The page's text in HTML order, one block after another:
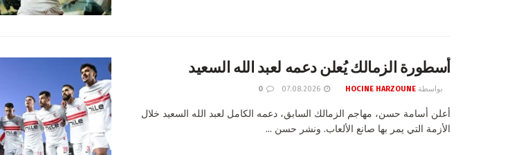
أسطورة الزمالك يُعلن دعمه لعبد الله السعيد
بواسطة HOCINE HARZOUNE
أعلن أسامة حسن، مهاجم الزمالك السابق، دعمه الكامل لعبد الله السعيد خلال
الأزمة التي يمر بها صانع الألعاب. ونشر حسن ...